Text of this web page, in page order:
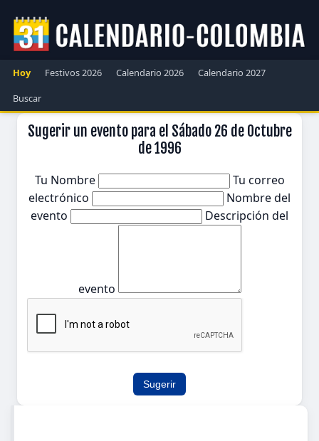
Hoy Festivos 2026 Calendario 2026
Calendario 2027
Buscar
Sugerir un evento para el Sábado 26 de Octubre
de 1996
Tu Nombre
Tu correo
electrónico
Nombre del
evento
Descripción del
evento
Sugerir